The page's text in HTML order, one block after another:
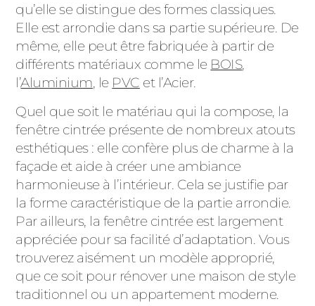
qu’elle se distingue des formes classiques.
Elle est arrondie dans sa partie supérieure. De
même, elle peut être fabriquée à partir de
différents matériaux comme le BOIS,
l’Aluminium, le PVC et l’Acier.
Quel que soit le matériau qui la compose, la
fenêtre cintrée présente de nombreux atouts
esthétiques : elle confère plus de charme à la
façade et aide à créer une ambiance
harmonieuse à l’intérieur. Cela se justifie par
la forme caractéristique de la partie arrondie.
Par ailleurs, la fenêtre cintrée est largement
appréciée pour sa facilité d’adaptation. Vous
trouverez aisément un modèle approprié,
que ce soit pour rénover une maison de style
traditionnel ou un appartement moderne.